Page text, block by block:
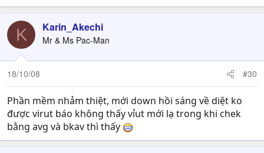
K Karin_Akechi
Mr & Ms Pac-Man
18/10/08 #30
Phần mềm nhảm thiệt, mới down hồi sáng về diệt ko
được virut báo không thấy vỉut mới lạ trong khi chek
bằng avg và bkav thì thấy